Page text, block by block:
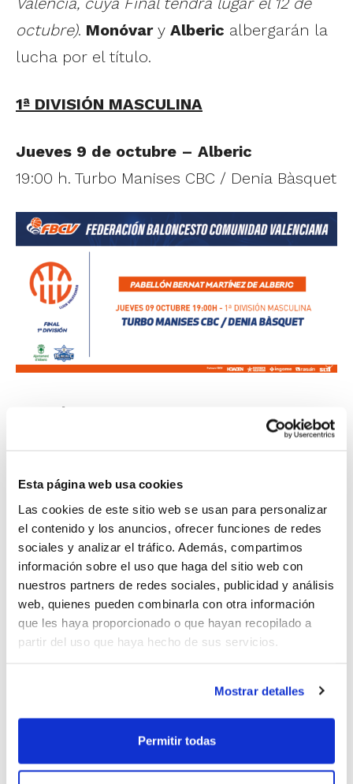
Esta página web usa cookies
Las cookies de este sitio web se usan para personalizar
el contenido y los anuncios, ofrecer funciones de redes
sociales y analizar el tráfico. Además, compartimos
información sobre el uso que haga del sitio web con
nuestros partners de redes sociales, publicidad y análisis
web, quienes pueden combinarla con otra información
que les haya proporcionado o que hayan recopilado a
partir del uso que haya hecho de sus servicios.
Mostrar detalles
Permitir todas
octubre). Monóvary Alberic albergarán la
lucha por el título.
1ª DIVISIÓN MASCULINA
Jueves 9 de octubre – Alberic
19:00 h. Turbo Manises CBC / Denia Bàsquet
10:00 h. Junior Masculino Segunda: Muro
Bàsquet / CD Paidos Denia
12:00 h. Junior Masculino Primera: Adesavi
/ CB Pego
17:00 h. Senior Masculino Segunda: Denia
Bàsquet / CB Banyeres
19:00 h. Senior Masculino Primera: TSA